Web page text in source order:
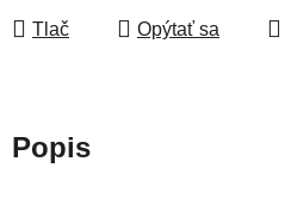
Tlač Opýtať sa
Popis